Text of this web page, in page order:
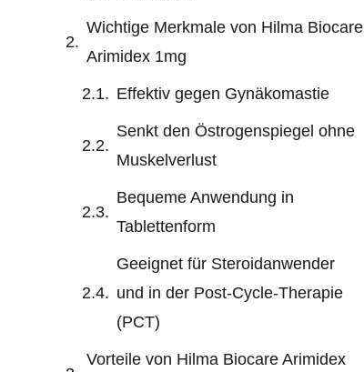
Wichtige Merkmale von Hilma Biocare
Arimidex 1mg
Effektiv gegen Gynäkomastie
Senkt den Östrogenspiegel ohne
Muskelverlust
Bequeme Anwendung in
Tablettenform
Geeignet für Steroidanwender
und in der Post-Cycle-Therapie
(PCT)
Vorteile von Hilma Biocare Arimidex